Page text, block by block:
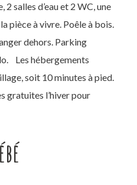
salles d’eau et 2 WC, une
pièce à vivre. Poêle à bois.
dehors. Parking
Les hébergements
soit 10 minutes à pied.
gratuites l’hiver pour